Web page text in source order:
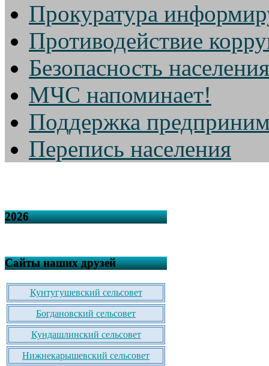
Прокуратура
Противодействие
Безопасность населения
МЧС напоминает!
Поддержка
Перепись населения
2026
Сайты наших друзей
Кунтугушевский сельсовет
Богдановский сельсовет
Кундашлинский сельсовет
Нижнекарышевский сельсовет